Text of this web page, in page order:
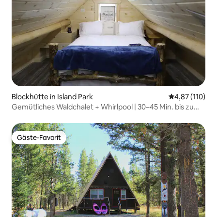
Blockhütte in Island Park
4,87 (110)
Gemütliches Waldchalet + Whirlpool | 30–45 Min. bis zum
Gäste-Favorit
Gäste-Favorit